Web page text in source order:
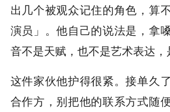
出几个被观众记住的角色，算
演员」。他自己的说法是，拿
音不是天赋，也不是艺术表达，
这件家伙他护得很紧。接单久
合作方，别把他的联系方式随